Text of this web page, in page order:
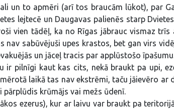
un to apmēri (arī tos braucām lūkot), par
lejtecē un Daugavas palienēs starp
vien tādēļ, ka no Rīgas jābrauc vismaz trīs
nav sabūvējuši upes krastos, bet gan virs
un jāceļ tracis par applūstošo
pilnīgi kaut kas cits, nekā braukt pa upi,
laikā tas nav ekstrēmi, taču jāievēro ar
krūmājs vai mežs ūdenī.
ezerus), kur ar laivu var braukt pa